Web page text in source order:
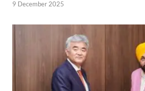
9 December 2025